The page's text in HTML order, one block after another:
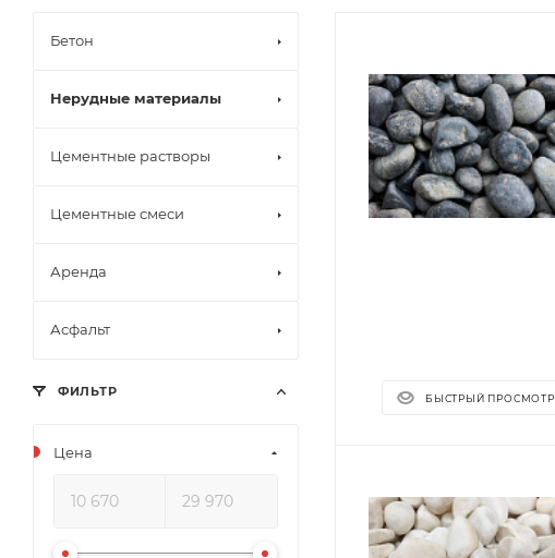
БЫСТРЫЙ ПРОСМОТР
Бетон
Нерудные материалы
Цементные растворы
Цементные смеси
Аренда
Асфальт
ФИЛЬТР
Цена